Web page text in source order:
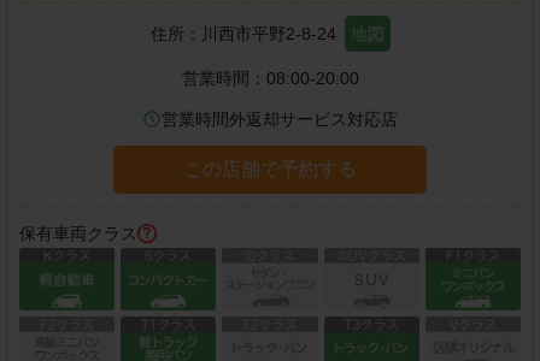
住所： 川西市平野2-8-24 地図
営業時間： 08:00-20:00
営業時間外返却サービス対応店
この店舗で予約する
保有車両クラス